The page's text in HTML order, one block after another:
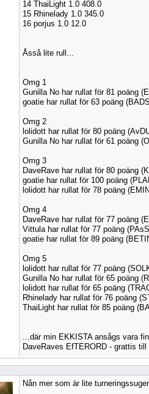
14 ThaiLight 1.0 408.0
15 Rhinelady 1.0 345.0
16 porjus 1.0 12.0
Åsså lite rull...
Omg 1
Gunilla No har rullat för 81 poäng
goatie har rullat för 63 poäng
Omg 2
lolidott har rullat för 80 poäng
Gunilla No har rullat för 61 poäng
Omg 3
DaveRave har rullat för 80 poäng
goatie har rullat för 100 poäng
lolidott har rullat för 78 poäng
Omg 4
DaveRave har rullat för 77 poäng
Vittula har rullat för 77 poäng
goatie har rullat för 89 poäng
Omg 5
lolidott har rullat för 77 poäng
Gunilla No har rullat för 65 poäng
lolidott har rullat för 65 poäng
Rhinelady har rullat för 76 poäng
ThaiLight har rullat för 85 poäng
...där min EKKISTA ansågs vara
DaveRaves EfTERORD - grattis
Nån mer som är lite